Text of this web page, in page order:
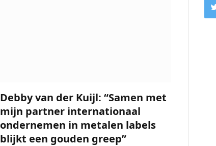
Debby van der Kuijl: “Samen met
mijn partner internationaal
ondernemen in metalen labels
blijkt een gouden greep”